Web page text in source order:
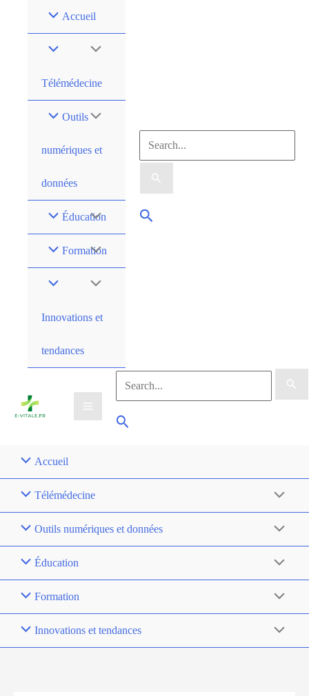
Accueil
Télémédecine
Outils
numériques et
données
Éducation
Formation
Innovations et
tendances
Accueil
Télémédecine
Outils numériques et données
Éducation
Formation
Innovations et tendances